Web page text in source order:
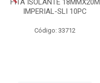
FITA ISOLANTE 18MMX20M
IMPERIAL-SLI 10PC
Código: 33712